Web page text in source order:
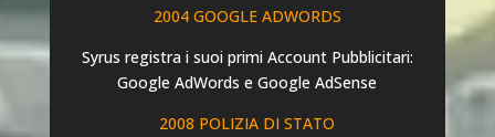
2004 GOOGLE ADWORDS
Syrus registra i suoi primi Account Pubblicitari:
Google AdWords e Google AdSense
2008 POLIZIA DI STATO